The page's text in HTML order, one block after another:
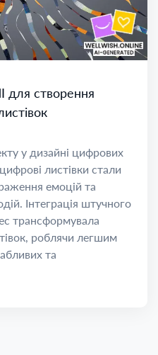
для створення
у дизайні цифрових
листівки стали
емоцій та
Інтеграція штучного
трансформувала
роблячи легшим
та